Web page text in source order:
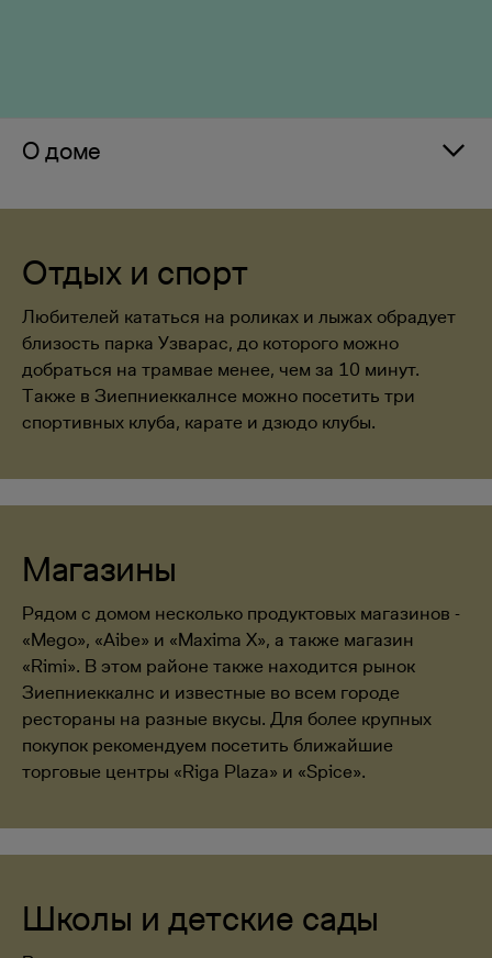
О доме
Отдых и спорт
Любителей кататься на роликах и лыжах обрадует
близость парка Узварас, до которого можно
добраться на трамвае менее, чем за 10 минут.
Также в Зиепниеккалнсе можно посетить три
спортивных клуба, карате и дзюдо клубы.
Магазины
Рядом с домом несколько продуктовых магазинов -
«Mego», «Aibe» и «Maxima X», а также магазин
«Rimi». В этом районе также находится рынок
Зиепниеккалнс и известные во всем городе
рестораны на разные вкусы. Для более крупных
покупок рекомендуем посетить ближайшие
торговые центры «Riga Plaza» и «Spice».
Школы и детские сады